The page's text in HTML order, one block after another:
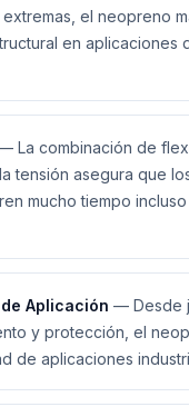
el neopreno
en aplicaciones
La combinación de
tensión asegura que
mucho tiempo
Aplicación — Desde
y protección, el
de aplicaciones